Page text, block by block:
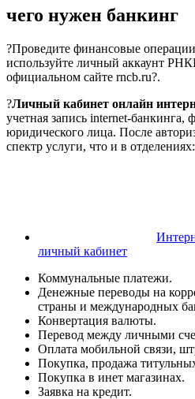
чего нужен банкинг
?Проведите финансовые
используйте личный аккаунт
официальном сайте rncb.ru?.
?Личный кабинет онлайн
учетная запись internet-банкинга,
юридического лица. После
спектр услуги, что и в отделениях:
личный кабинет
Коммунальные платежи.
Денежные переводы на
страны и международных
Конвертация валюты.
Перевод между личными
Оплата мобильной связи,
Покупка, продажа
Покупка в инет магазинах.
Заявка на кредит.